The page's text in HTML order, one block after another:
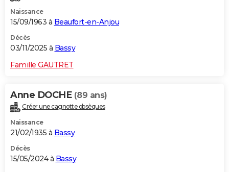
Dictionnaire
Biographies
Citations
Expressions
Proverbes
PROGRAMME TV
S'inscrire
Se connecter
Lycées
Collèges
Primaires
Universités
Entreprises
Service militaire
Avis de recherche
AVIS DE DÉCÈS
FORUM
Naissance
15/09/1963 à Beaufort-en-Anjou
Décès
03/11/2025 à Bassy
Famille GAUTRET
Anne DOCHE (89 ans)
Créer une cagnotte obsèques
Naissance
21/02/1935 à Bassy
Décès
15/05/2024 à Bassy